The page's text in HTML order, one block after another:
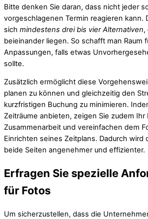
Bitte denken Sie daran, dass nicht jeder
vorgeschlagenen Termin reagieren kann.
sich mindestens drei bis vier Alternativen,
beieinander liegen. So schafft man Raum
Anpassungen, falls etwas
sollte.
Zusätzlich ermöglicht diese
planen zu können und gleichzeitig den
kurzfristigen Buchung zu minimieren.
Zeiträume anbieten, zeigen Sie zudem
Zusammenarbeit und vereinfachen dem
Einrichten seines Zeitplans. Dadurch wird
beide Seiten angenehmer und effizienter.
Erfragen Sie spezielle
für Fotos
Um sicherzustellen, dass die